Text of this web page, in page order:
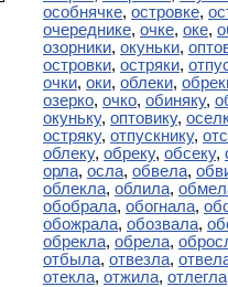
особнячке, островке,
очереднике, очке, оке,
озорники, окуньки,
островки, остряки,
очки, оки, облеки,
озерко, очко, обиняку,
окуньку, оптовику,
остряку, отпускнику,
облеку, обреку, обсеку,
орла, осла, обвела,
облекла, облила,
обобрала, обогнала,
обожрала, обозвала,
обрекла, обрела,
отбыла, отвезла,
отекла, отжила, отлегла